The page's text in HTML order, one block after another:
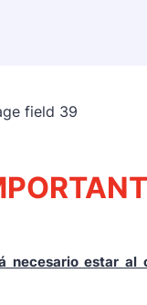
necesario estar al